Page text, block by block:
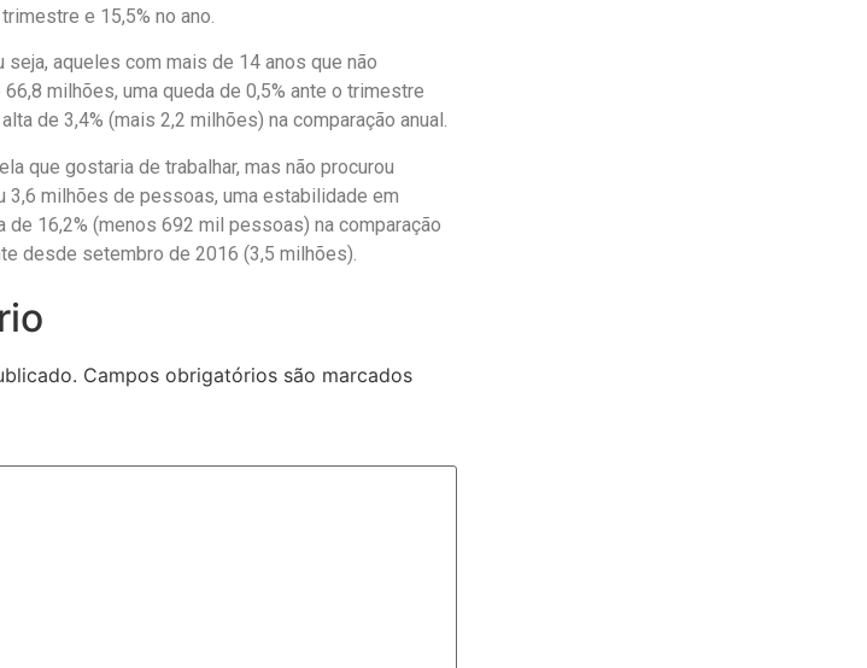
e 15,5% no ano.
aqueles com mais de 14 anos que não
milhões, uma queda de 0,5% ante o trimestre
de 3,4% (mais 2,2 milhões) na comparação anual.
que gostaria de trabalhar, mas não procurou
milhões de pessoas, uma estabilidade em
16,2% (menos 692 mil pessoas) na comparação
desde setembro de 2016 (3,5 milhões).
Campos obrigatórios são marcados